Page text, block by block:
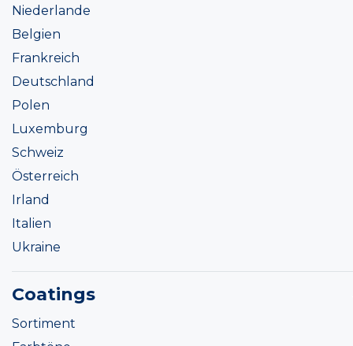
Niederlande
Belgien
Frankreich
Deutschland
Polen
Luxemburg
Schweiz
Österreich
Irland
Italien
Ukraine
Coatings
Sortiment